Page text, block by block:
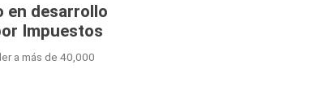
en desarrollo
Impuestos
a más de 40,000